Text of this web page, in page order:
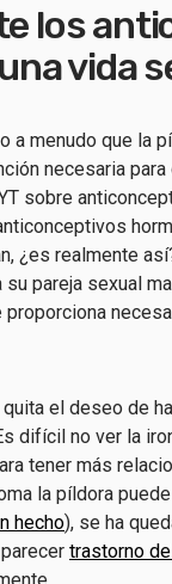
los
vida
a menudo que la
necesaria
sobre
¿es realmente
pareja sexual
el deseo de
difícil no ver la
tener más
la píldora
hecho), se ha
trastorno